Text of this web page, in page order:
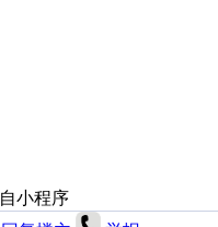
小程序